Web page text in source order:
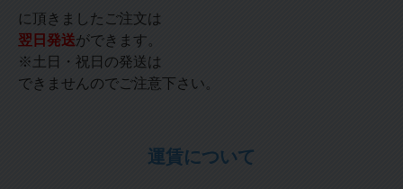
に頂きましたご注文は
翌日発送ができます。
※土日・祝日の発送は
できませんのでご注意下さい。
運賃について